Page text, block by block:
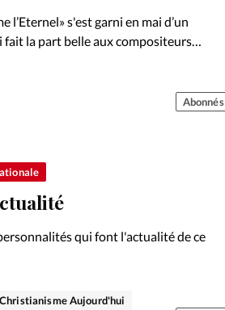
l’Eternel» s'est garni en mai d’un
fait la part belle aux compositeurs
gagne!
Abonnés
qui font l'actualité de ce
Aujourd'hui